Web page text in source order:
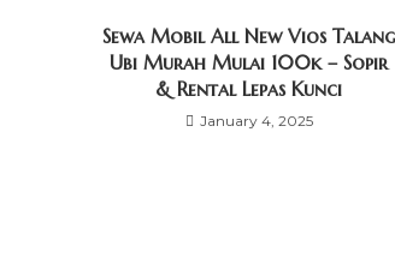
Sewa Mobil All New Vios Talang
Ubi Murah Mulai 100k – Sopir
& Rental Lepas Kunci
January 4, 2025